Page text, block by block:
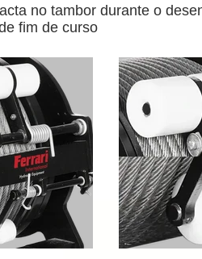
no tambor durante o
fim de curso